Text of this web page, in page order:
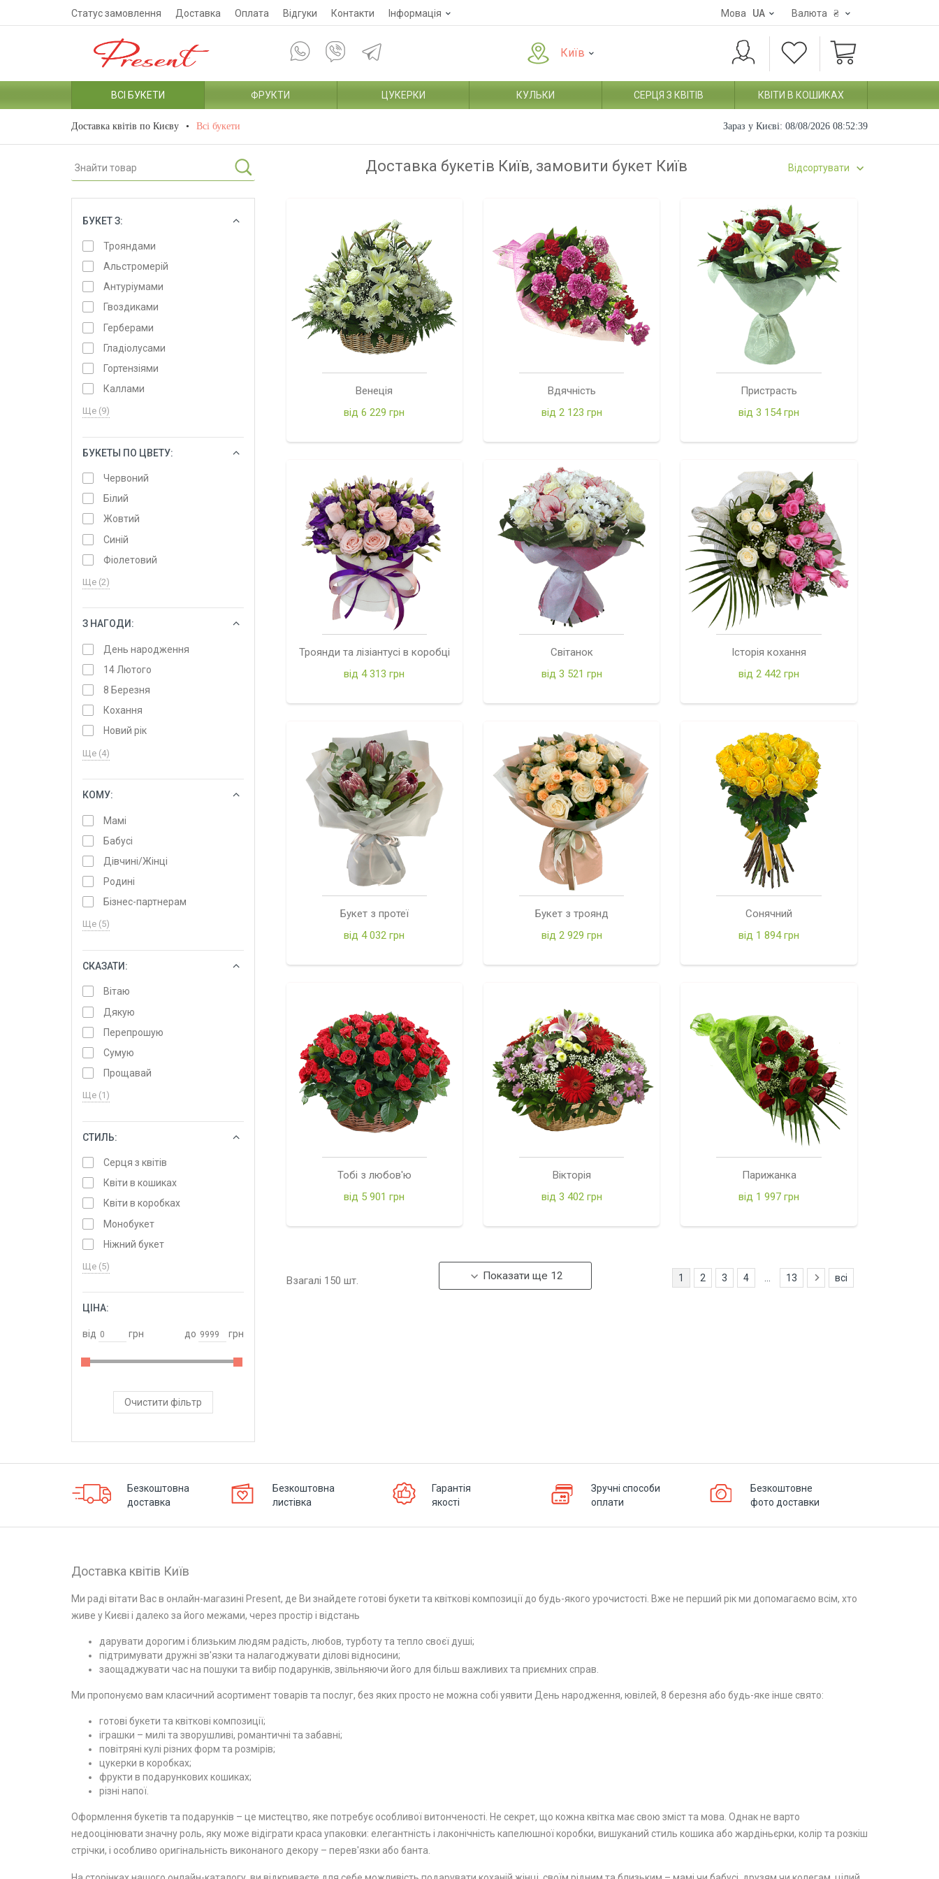
Статус замовлення Доставка Оплата Відгуки Контакти Інформація Мова UA Валюта ₴
Київ
ВСІ БУКЕТИ ФРУКТИ ЦУКЕРКИ КУЛЬКИ СЕРЦЯ З КВІТІВ КВІТИ В КОШИКАХ
Доставка квітів по Києву Всі букети Зараз у Києві: 08/08/2026 08:52:40
БУКЕТ З:
Трояндами
Альстромерій
Антуріумами
Гвоздиками
Герберами
Гладіолусами
Гортензіями
Каллами
Ще (9)
БУКЕТЫ ПО ЦВЕТУ:
Червоний
Білий
Жовтий
Синій
Фіолетовий
Ще (2)
З НАГОДИ:
День народження
14 Лютого
8 Березня
Кохання
Новий рік
Ще (4)
КОМУ:
Мамі
Бабусі
Дівчині/Жінці
Родині
Бізнес-партнерам
Ще (5)
СКАЗАТИ:
Вітаю
Дякую
Перепрошую
Сумую
Прощавай
Ще (1)
СТИЛЬ:
Серця з квітів
Квіти в кошиках
Квіти в коробках
Монобукет
Ніжний букет
Ще (5)
ЦІНА:
від грн до грн
Очистити фільтр
Доставка букетів Київ, замовити букет Київ Відсортувати
Венеція
від 6 229 грн
Вдячність
від 2 123 грн
Пристрасть
від 3 154 грн
Троянди та лізіантусі в коробці
від 4 313 грн
Світанок
від 3 521 грн
Історія кохання
від 2 442 грн
Букет з протеї
від 4 032 грн
Букет з троянд
від 2 929 грн
Сонячний
від 1 894 грн
Тобі з любов'ю
від 5 901 грн
Вікторія
від 3 402 грн
Парижанка
від 1 997 грн
Взагалі 150 шт. Показати ще 12 1 2 3 4 13 всі
Безкоштовна
доставка
Безкоштовна
листівка
Гарантія
якості
Зручні способи
оплати
Безкоштовне
фото доставки
Доставка квітів Київ
Ми раді вітати Вас в онлайн-магазині Present, де Ви знайдете готові букети та квіткові композиції до будь-якого урочистості. Вже не перший рік ми допомагаємо всім, хто
живе у Києві і далеко за його межами, через простір і відстань
дарувати дорогим і близьким людям радість, любов, турботу та тепло своєї душі;
підтримувати дружні зв'язки та налагоджувати ділові відносини;
заощаджувати час на пошуки та вибір подарунків, звільняючи його для більш важливих та приємних справ.
Ми пропонуємо вам класичний асортимент товарів та послуг, без яких просто не можна собі уявити День народження, ювілей, 8 березня або будь-яке інше свято:
готові букети та квіткові композиції;
іграшки – милі та зворушливі, романтичні та забавні;
повітряні кулі різних форм та розмірів;
цукерки в коробках;
фрукти в подарункових кошиках;
різні напої.
Оформлення букетів та подарунків – це мистецтво, яке потребує особливої ​​витонченості. Не секрет, що кожна квітка має свою зміст та мова. Однак не варто
недооцінювати значну роль, яку може відіграти краса упаковки: елегантність і лаконічність капелюшної коробки, вишуканий стиль кошика або жардіньєрки, колір та розкіш
стрічки, і особливо оригінальність виконаного декору – перев'язки або банта.